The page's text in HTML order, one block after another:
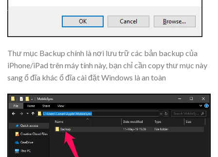
Thư mục Backup chính là nơi lưu trữ các bản backup của
iPhone/iPad trên máy tính này, bạn chỉ cần copy thư mục này
sang ổ đĩa khác ổ đĩa cài đặt Windows là an toàn